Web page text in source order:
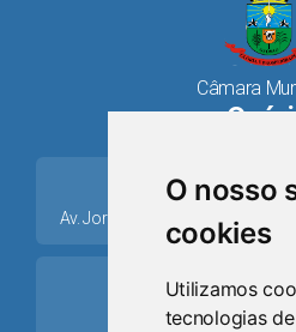
O nosso
cookies
Utilizamos
tecnologias
Câmara
place
Av. Jorge Dariva, 1211, Centro
ring_volume
Telefone